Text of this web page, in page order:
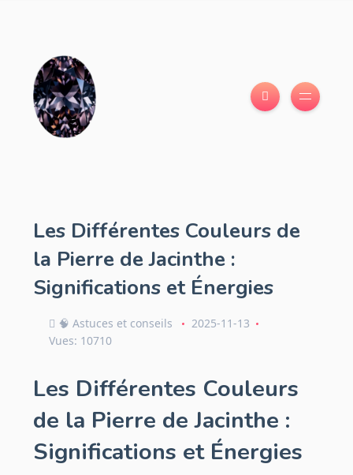
Les Différentes Couleurs de
la Pierre de Jacinthe :
Significations et Énergies
🧠 Astuces et conseils
2025-11-13
Vues: 10710
Les Différentes Couleurs
de la Pierre de Jacinthe :
Significations et Énergies